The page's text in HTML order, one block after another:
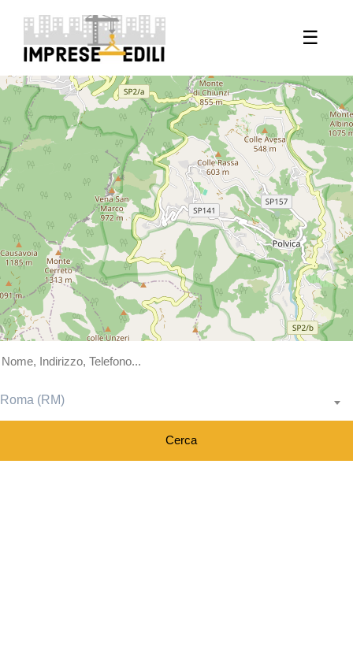
☰
Impresa Edile Ferrigno Michele S.a.s. Di Ferrigno
Tiziano & C.
6, Piazza Municipio, 84010, Scala (SA)
+
−
Roma (RM)
Cerca